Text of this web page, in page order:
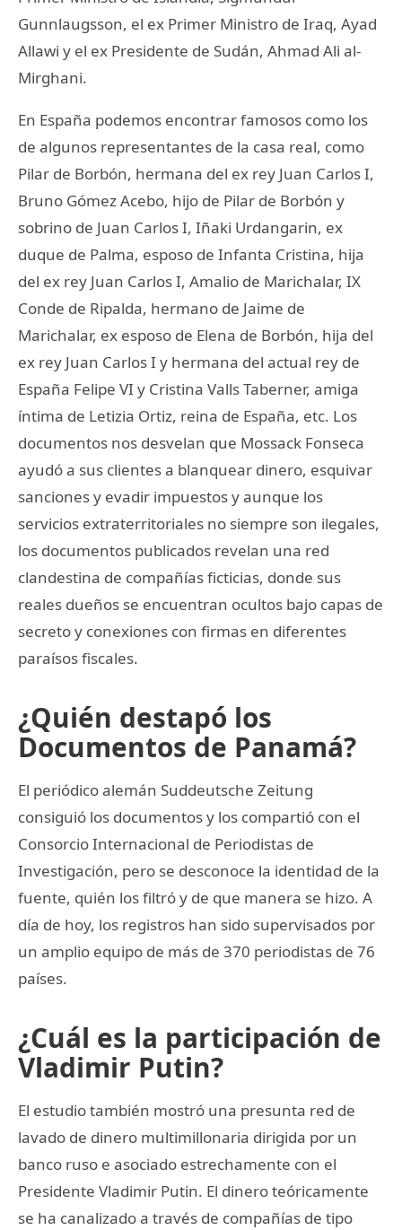
Gunnlaugsson, el ex Primer Ministro de Iraq, Ayad
Allawi y el ex Presidente de Sudán, Ahmad Ali al-
Mirghani.
En España podemos encontrar famosos como los
de algunos representantes de la casa real, como
Pilar de Borbón, hermana del ex rey Juan Carlos I,
Bruno Gómez Acebo, hijo de Pilar de Borbón y
sobrino de Juan Carlos I, Iñaki Urdangarin, ex
duque de Palma, esposo de Infanta Cristina, hija
del ex rey Juan Carlos I, Amalio de Marichalar, IX
Conde de Ripalda, hermano de Jaime de
Marichalar, ex esposo de Elena de Borbón, hija del
ex rey Juan Carlos I y hermana del actual rey de
España Felipe VI y Cristina Valls Taberner, amiga
íntima de Letizia Ortiz, reina de España, etc. Los
documentos nos desvelan que Mossack Fonseca
ayudó a sus clientes a blanquear dinero, esquivar
sanciones y evadir impuestos y aunque los
servicios extraterritoriales no siempre son ilegales,
los documentos publicados revelan una red
clandestina de compañías ficticias, donde sus
reales dueños se encuentran ocultos bajo capas de
secreto y conexiones con firmas en diferentes
paraísos fiscales.
¿Quién destapó los
Documentos de Panamá?
El periódico alemán Suddeutsche Zeitung
consiguió los documentos y los compartió con el
Consorcio Internacional de Periodistas de
Investigación, pero se desconoce la identidad de la
fuente, quién los filtró y de que manera se hizo. A
día de hoy, los registros han sido supervisados por
un amplio equipo de más de 370 periodistas de 76
países.
¿Cuál es la participación de
Vladimir Putin?
El estudio también mostró una presunta red de
lavado de dinero multimillonaria dirigida por un
banco ruso e asociado estrechamente con el
Presidente Vladimir Putin. El dinero teóricamente
se ha canalizado a través de compañías de tipo